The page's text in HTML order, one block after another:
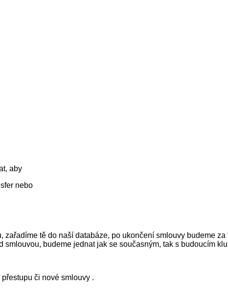
aby
nebo
tě do naší databáze, po ukončení smlouvy budeme
budeme jednat jak se současným, tak s budoucím
či nové smlouvy .